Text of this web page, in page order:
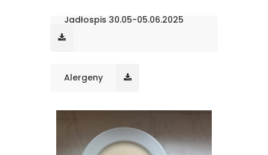
Jadłospis 30.05-05.06.2025
Alergeny